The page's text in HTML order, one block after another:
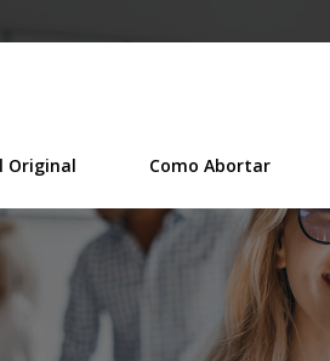
Original Como Abortar